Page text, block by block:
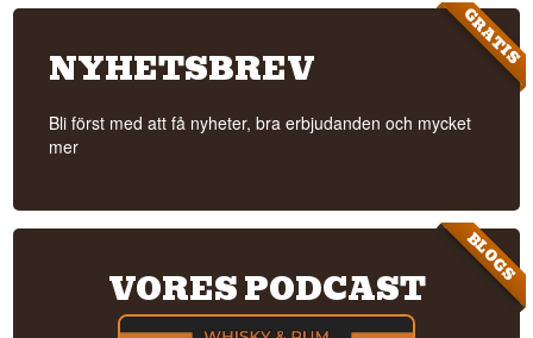
GRATIS
NYHETSBREV
Bli först med att få nyheter, bra erbjudanden och mycket
mer
BLOGS
VORES PODCAST